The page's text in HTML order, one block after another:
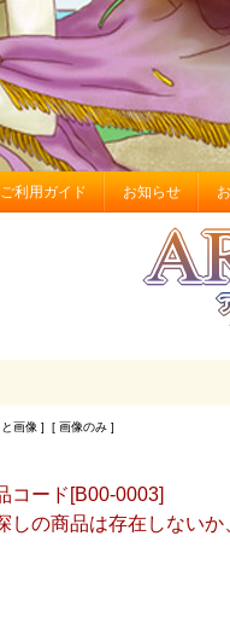
ご利用ガイド お知らせ
画像 ] [ 画像のみ ]
コード[B00-0003]
しの商品は存在しないか